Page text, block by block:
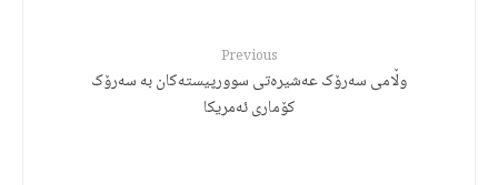
Previous
وڵامی سەرۆک عەشیرەتی سوورپیستەکان بە سەرۆک
کۆماری ئەمریکا